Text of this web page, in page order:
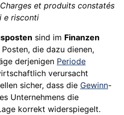
et produits constatés
e risconti
sind im Finanzen
die dazu dienen,
derjenigen Periode
verursacht
sicher, dass die Gewinn-
Unternehmens die
korrekt widerspiegelt.